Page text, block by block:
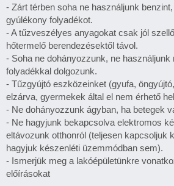
- Zárt térben soha ne használjunk
gyúlékony folyadékot.
- A tűzveszélyes anyagokat csak jól
hőtermelő berendezésektől távol.
- Soha ne dohányozzunk, ne használjunk
folyadékkal dolgozunk.
- Tűzgyújtó eszközeinket (gyufa,
elzárva, gyermekek által el nem érhető
- Ne dohányozzunk ágyban, ha betegek
- Ne hagyjunk bekapcsolva elektromos
eltávozunk otthonról (teljesen kapcsoljuk
hagyjuk készenléti üzemmódban sem).
- Ismerjük meg a lakóépületünkre
előírásokat